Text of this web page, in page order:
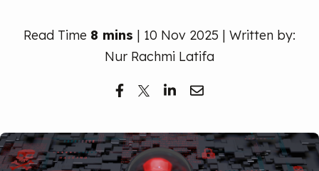
Read Time 8 mins | 10 Nov 2025 | Written by:
Nur Rachmi Latifa